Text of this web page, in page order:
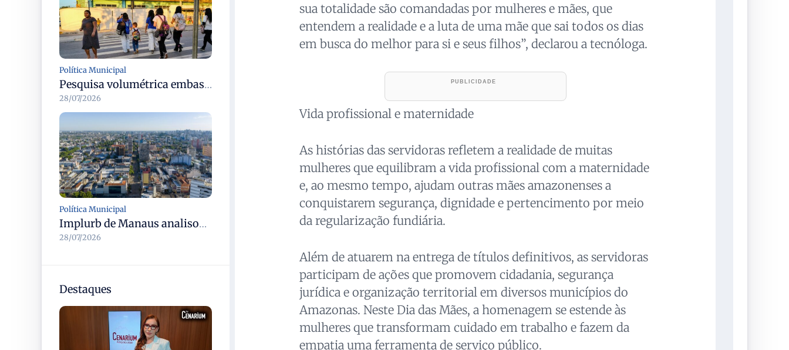
Política Municipal
Pesquisa volumétrica embasa estudo para instalação de semáforo na avenida 7 de Maio em Manaus
28/07/2026
Política Municipal
Implurb de Manaus analisou 3,7 mil processos no primeiro semestre e acumula mais de 38,5 mil desde 2021
28/07/2026
Destaques
sua totalidade são comandadas por mulheres e mães, que
entendem a realidade e a luta de uma mãe que sai todos os dias
em busca do melhor para si e seus filhos”, declarou a tecnóloga.
Vida profissional e maternidade
As histórias das servidoras refletem a realidade de muitas
mulheres que equilibram a vida profissional com a maternidade
e, ao mesmo tempo, ajudam outras mães amazonenses a
conquistarem segurança, dignidade e pertencimento por meio
da regularização fundiária.
Além de atuarem na entrega de títulos definitivos, as servidoras
participam de ações que promovem cidadania, segurança
jurídica e organização territorial em diversos municípios do
Amazonas. Neste Dia das Mães, a homenagem se estende às
mulheres que transformam cuidado em trabalho e fazem da
empatia uma ferramenta de serviço público.